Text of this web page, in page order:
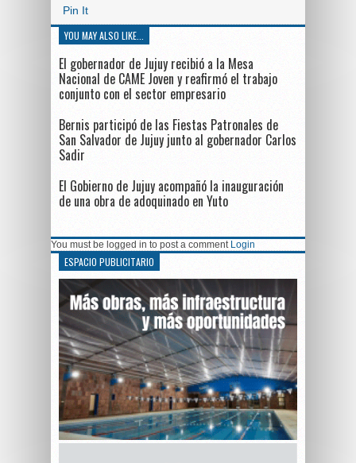
Pin It
YOU MAY ALSO LIKE...
El gobernador de Jujuy recibió a la Mesa
Nacional de CAME Joven y reafirmó el trabajo
conjunto con el sector empresario
Bernis participó de las Fiestas Patronales de
San Salvador de Jujuy junto al gobernador Carlos
Sadir
El Gobierno de Jujuy acompañó la inauguración
de una obra de adoquinado en Yuto
You must be logged in to post a comment Login
ESPACIO PUBLICITARIO